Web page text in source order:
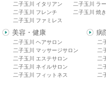
二子玉川 イタリアン
二子玉川 フレンチ
二子玉川 ファミレス
二子玉川 ラ
二子玉川 焼
美容・健康
二子玉川 ヘアサロン
二子玉川 マッサージサロン
二子玉川 エステサロン
二子玉川 ネイルサロン
二子玉川 フィットネス
病
二
二
二
二
二